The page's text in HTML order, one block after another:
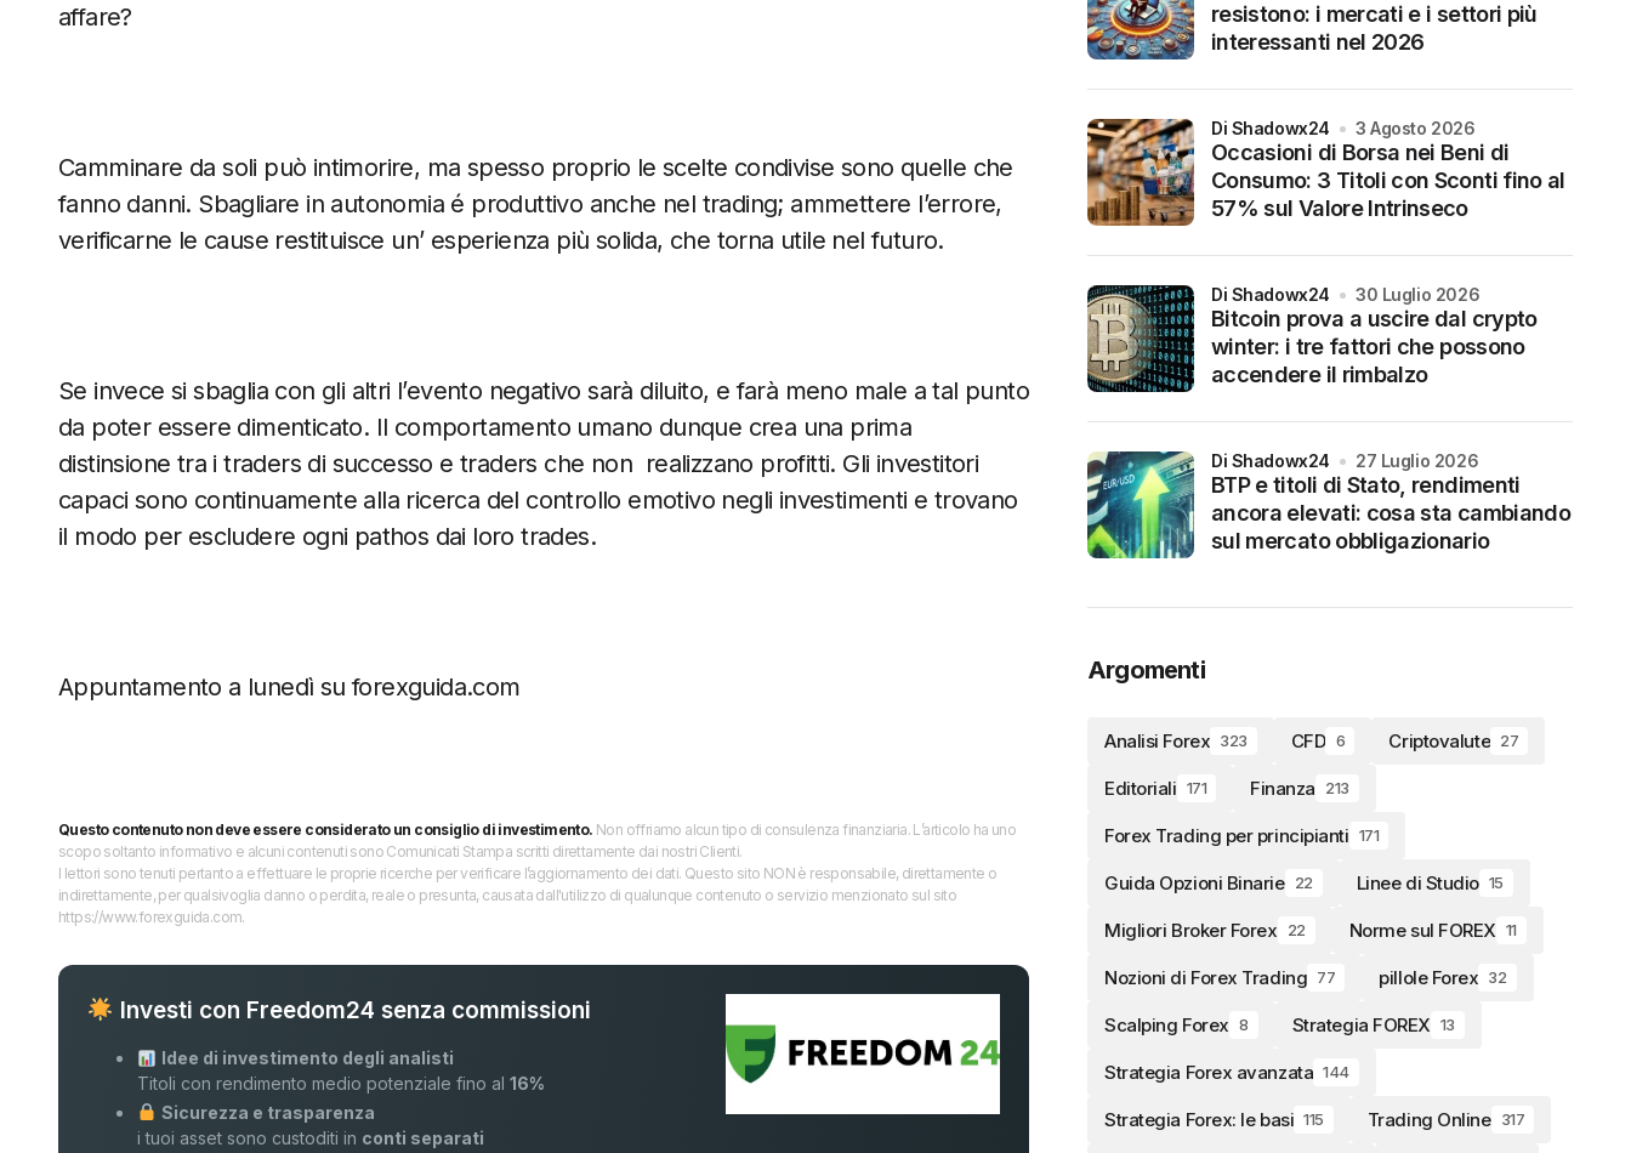
affare?
Camminare da soli può intimorire, ma spesso proprio le scelte condivise sono quelle che
fanno danni. Sbagliare in autonomia é produttivo anche nel trading; ammettere l’errore,
verificarne le cause restituisce un’ esperienza più solida, che torna utile nel futuro.
Se invece si sbaglia con gli altri l’evento negativo sarà diluito, e farà meno male a tal punto
da poter essere dimenticato. Il comportamento umano dunque crea una prima
distinsione tra i traders di successo e traders che non realizzano profitti. Gli investitori
capaci sono continuamente alla ricerca del controllo emotivo negli investimenti e trovano
il modo per escludere ogni pathos dai loro trades.
Appuntamento a lunedì su forexguida.com
Questo contenuto non deve essere considerato un consiglio di investimento. Non offriamo alcun tipo di consulenza finanziaria. L’articolo ha uno
scopo soltanto informativo e alcuni contenuti sono Comunicati Stampa scritti direttamente dai nostri Clienti.
I lettori sono tenuti pertanto a effettuare le proprie ricerche per verificare l’aggiornamento dei dati. Questo sito NON è responsabile, direttamente o
indirettamente, per qualsivoglia danno o perdita, reale o presunta, causata dall'utilizzo di qualunque contenuto o servizio menzionato sul sito
https://www.forexguida.com.
Investi con Freedom24 senza commissioni
Idee di investimento degli analisti
Titoli con rendimento medio potenziale fino al16%
Sicurezza e trasparenza
i tuoi asset sono custoditi in conti separati
resistono: i mercati e i settori più
interessanti nel 2026
Occasioni di Borsa nei Beni di
Consumo: 3 Titoli con Sconti fino al
57% sul Valore Intrinseco
di Shadowx24 3 Agosto 2026
Bitcoin prova a uscire dal crypto
winter: i tre fattori che possono
accendere il rimbalzo
di Shadowx24 30 Luglio 2026
BTP e titoli di Stato, rendimenti
ancora elevati: cosa sta cambiando
sul mercato obbligazionario
di Shadowx24 27 Luglio 2026
Argomenti
Analisi Forex 323 CFD 6 Criptovalute 27
Editoriali 171 Finanza 213
Forex Trading per principianti 171
Guida Opzioni Binarie 22 Linee di Studio 15
Migliori Broker Forex 22 Norme sul FOREX 11
Nozioni di Forex Trading 77 pillole Forex 32
Scalping Forex 8 Strategia FOREX 13
Strategia Forex avanzata 144
Strategia Forex: le basi 115 Trading Online 317